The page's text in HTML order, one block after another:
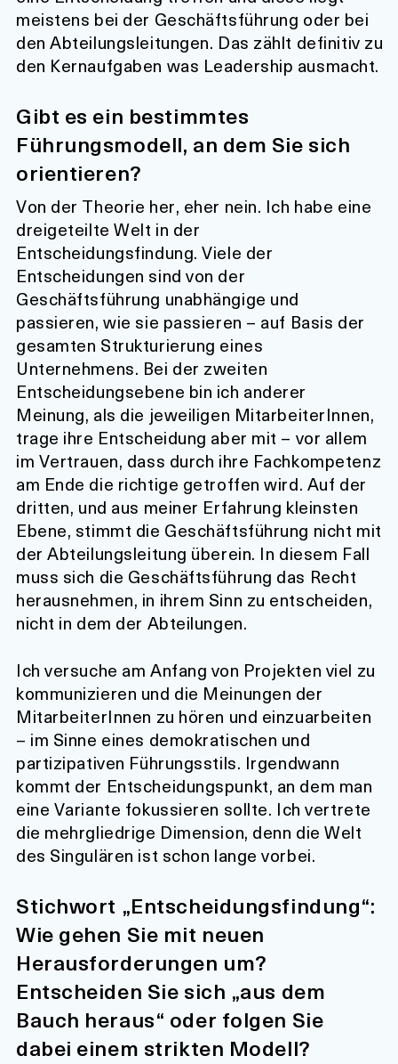
meistens bei der Geschäftsführung oder bei
den Abteilungsleitungen. Das zählt definitiv zu
den Kernaufgaben was Leadership ausmacht.
Gibt es ein bestimmtes
Führungsmodell, an dem Sie sich
orientieren?
Von der Theorie her, eher nein. Ich habe eine
dreigeteilte Welt in der
Entscheidungsfindung. Viele der
Entscheidungen sind von der
Geschäftsführung unabhängige und
passieren, wie sie passieren – auf Basis der
gesamten Strukturierung eines
Unternehmens. Bei der zweiten
Entscheidungsebene bin ich anderer
Meinung, als die jeweiligen MitarbeiterInnen,
trage ihre Entscheidung aber mit – vor allem
im Vertrauen, dass durch ihre Fachkompetenz
am Ende die richtige getroffen wird. Auf der
dritten, und aus meiner Erfahrung kleinsten
Ebene, stimmt die Geschäftsführung nicht mit
der Abteilungsleitung überein. In diesem Fall
muss sich die Geschäftsführung das Recht
herausnehmen, in ihrem Sinn zu entscheiden,
nicht in dem der Abteilungen.
Ich versuche am Anfang von Projekten viel zu
kommunizieren und die Meinungen der
MitarbeiterInnen zu hören und einzuarbeiten
– im Sinne eines demokratischen und
partizipativen Führungsstils. Irgendwann
kommt der Entscheidungspunkt, an dem man
eine Variante fokussieren sollte. Ich vertrete
die mehrgliedrige Dimension, denn die Welt
des Singulären ist schon lange vorbei.
Stichwort „Entscheidungsfindung“:
Wie gehen Sie mit neuen
Herausforderungen um?
Entscheiden Sie sich „aus dem
Bauch heraus“ oder folgen Sie
dabei einem strikten Modell?